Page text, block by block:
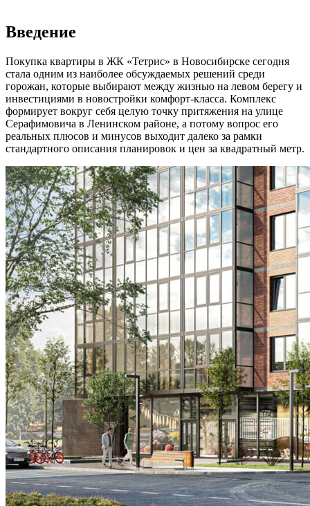
Введение
Покупка квартиры в ЖК «Тетрис» в Новосибирске сегодня
стала одним из наиболее обсуждаемых решений среди
горожан, которые выбирают между жизнью на левом берегу и
инвестициями в новостройки комфорт-класса. Комплекс
формирует вокруг себя целую точку притяжения на улице
Серафимовича в Ленинском районе, а потому вопрос его
реальных плюсов и минусов выходит далеко за рамки
стандартного описания планировок и цен за квадратный метр.